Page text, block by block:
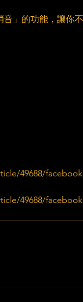
」的功能，讓你
49688/
49688/